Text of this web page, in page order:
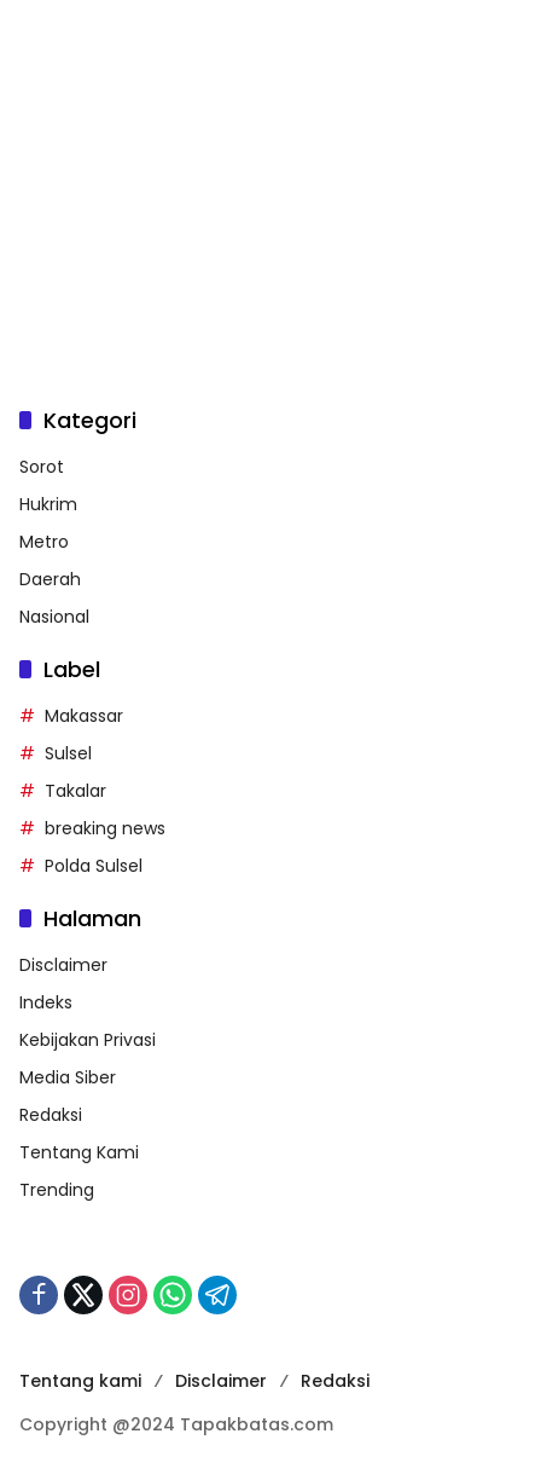
Kategori
Sorot
Hukrim
Metro
Daerah
Nasional
Label
Makassar
Sulsel
Takalar
breaking news
Polda Sulsel
Halaman
Disclaimer
Indeks
Kebijakan Privasi
Media Siber
Redaksi
Tentang Kami
Trending
Tentang kami Disclaimer
Redaksi
Copyright @2024 Tapakbatas.com